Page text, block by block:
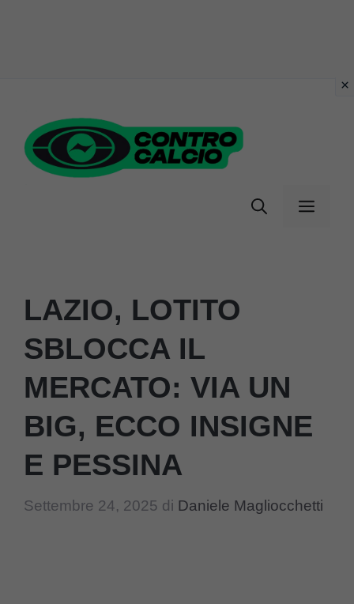
contenuto
Menu
LAZIO, LOTITO
SBLOCCA IL
MERCATO: VIA UN
BIG, ECCO INSIGNE
E PESSINA
Settembre 24, 2025 di Daniele Magliocchetti